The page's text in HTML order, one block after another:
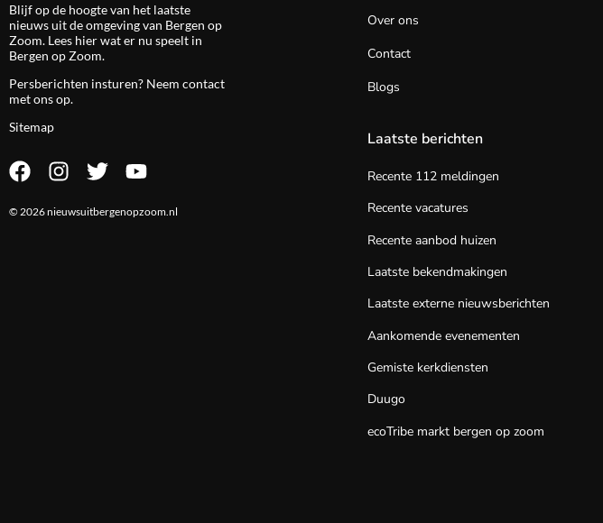
Blijf op de hoogte van het laatste
nieuws uit de omgeving van Bergen op
Zoom. Lees hier wat er nu speelt in
Bergen op Zoom.
Persberichten insturen? Neem contact
met ons op.
Sitemap
© 2026 nieuwsuitbergenopzoom.nl
Over ons
Contact
Blogs
Laatste berichten
Recente 112 meldingen
Recente vacatures
Recente aanbod huizen
Laatste bekendmakingen
Laatste externe nieuwsberichten
Aankomende evenementen
Gemiste kerkdiensten
Duugo
ecoTribe markt bergen op zoom